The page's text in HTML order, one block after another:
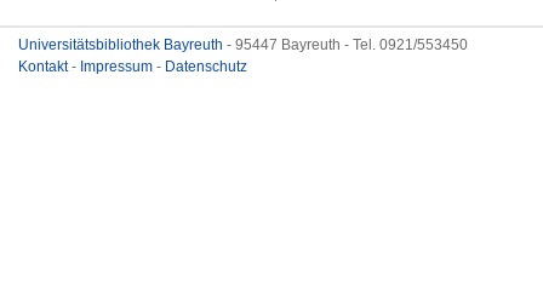
Universitätsbibliothek Bayreuth - 95447 Bayreuth - Tel. 0921/553450
Kontakt- Impressum - Datenschutz